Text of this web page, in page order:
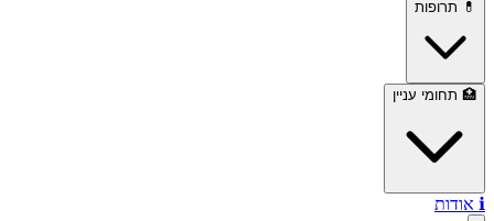
💊 תרופות
🏥 תחומי עניין
ℹ️ אודות